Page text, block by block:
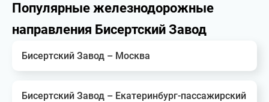
Популярные железнодорожные
направления Бисертский Завод
Бисертский Завод – Москва
Бисертский Завод – Екатеринбург-пассажирский